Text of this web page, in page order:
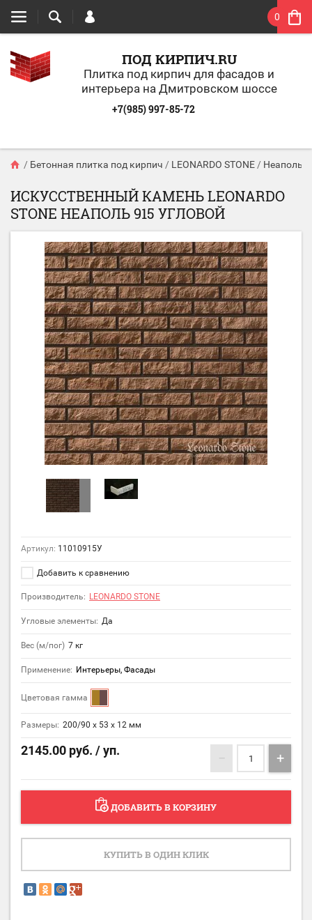
0
ПОД КИРПИЧ.RU
Плитка под кирпич для фасадов и
интерьера на Дмитровском шоссе
+7(985) 997-85-72
/ Бетонная плитка под кирпич / LEONARDO STONE / Неаполь
ИСКУССТВЕННЫЙ КАМЕНЬ LEONARDO
STONE НЕАПОЛЬ 915 УГЛОВОЙ
Артикул: 11010915У
Добавить к сравнению
Производитель: LEONARDO STONE
Угловые элементы: Да
Вес (м/пог) 7 кг
Применение: Интерьеры, Фасады
Цветовая гамма
Размеры: 200/90 х 53 х 12 мм
2145.00 руб. / уп. − +
ДОБАВИТЬ В КОРЗИНУ
КУПИТЬ В ОДИН КЛИК